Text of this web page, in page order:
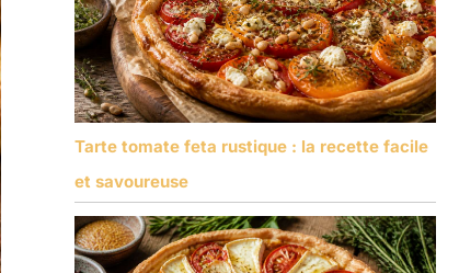
Tarte tomate feta rustique : la recette facile
et savoureuse